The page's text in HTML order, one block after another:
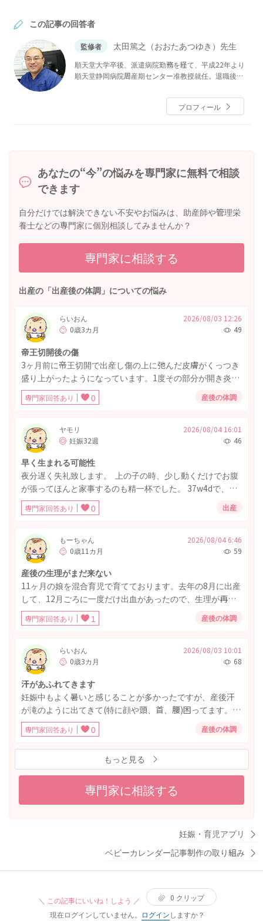
この記事の回答者
監修者 太田篤之（おおたあつゆき）先生
順天堂大学卒後、派遣病院勤務を経て、平成22年より
順天堂静岡病院周産期センター准教授就任。退職後、
ディースクリニック」院長に就任し現在に至る。
プロフィール
あなたの“今”の悩みを専門家に無料で相談
できます
自分だけでは解決できない不安やお悩みは、助産師や管理栄
養士などの専門家に個別相談してみませんか？
専門家に相談する
出産の「出産後の体調」についての悩み
らいおん
0歳3カ月
2026/08/03 12:26
49
帝王切開後の傷
3ヶ月前に帝王切開で出産し傷の上に弛んだ皮膚がくっつき
盛り上がったようになっています。1度その部分が開き炎症
の臭い匂いがあったため産院を受診したのですが、またく
っついたら元に戻るので経過観察とされました。 言われた
くなったり痛みを感じたりします。 弛んだ皮膚どうしがく
っつくなんてことあるんでしょうか。1人目産んだ時はそん
なこと起きてないので不信で仕方ないです。
専門家回答あり 0 産後の体調
ヤモリ
妊娠32週
2026/08/04 16:01
46
早く生まれる可能性
夜分遅く失礼致します。 上の子の時、少し動くだけでお腹
が張ってほんと家事するのも精一杯でした。 37w4dで、約6
時間で出産しました。 一方、お腹の子のつわりは酷くなく
育休復帰〜産休まで3ヶ月間だけ職場復帰しました。 2時間
きな問題 はありませんが、現在32w1d、胎動が激しくたま
に骨盤辺りに下がってくる感覚があります。 上の子の出産2
日前に、生理痛のような鈍痛と下がってくる感覚でパニッ
クになり、しかも里帰りはしていない時でした。 今回は
34wから里帰りを予定していますが、ここから3週間以内に
は生まれてきそうな感じがして心配です。 上の子の生まれ
方が次の子にも影響するってほんとでしょうか？上の子と
専門家回答あり 0 出産
もーちゃん
0歳11カ月
2026/08/04 6:46
59
産後の生理がまだ来ない
11ヶ月の娘を混合育児で育てております。去年の8月に出産
して、12月ごろに一度だけ出血があったので、生理が再開
したと思ったのですが、その一回少しだけ出血があっただ
けでそれ以降は出血などありません。 おっぱいを欲しが
目の事を考えると断乳しないとと思い授乳の回数を最近
徐々に減らすようにしております。 前まで一日平均9回ほど
あげてたところ、ここ数日は朝、寝る前だけの2回に減らし
ております。 基礎体温もつけておりますが、ガタガタで排
卵が起こっているのかもよくわかりません。 授乳している
人は生理が遅い人もいるとききます。授乳してても産後す
ぐきてる人もいて、まだきてないのですが大丈夫か心配で
心配でなりません。 この先、どのくらいまでに生理が再開
しないと病院に受診したらいいのかも教えて頂きたいで
専門家回答あり 1 産後の体調
らいおん
0歳3カ月
2026/08/03 10:01
68
汗があふれてきます
妊娠中もよく暑いと感じることが多かったですが、産後汗
が滝のように出てきて(特に顔や頭、首、腰)困ってます。季
節の影響かと思ってたのですが周りよりすごい量で、心配
されます。ホルモンバランスなのでしょうか。。 先日婦人
科で母乳の出が悪いと相談しに行ったところ当帰芍薬散を
処方されて飲んでいます。それも関係性があるのでしょう
か。
専門家回答あり 0 産後の体調
もっと見る
専門家に相談する
妊娠・育児アプリ
ベビーカレンダー記事制作の取り組み
＼ この記事にいいね！しよう ／ 0 クリップ
現在ログインしていません。
ログインしますか？